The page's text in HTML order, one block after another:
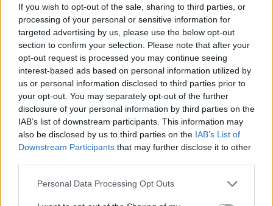
If you wish to opt-out of the sale, sharing to third parties, or
processing of your personal or sensitive information for
targeted advertising by us, please use the below opt-out
section to confirm your selection. Please note that after your
opt-out request is processed you may continue seeing
interest-based ads based on personal information utilized by
us or personal information disclosed to third parties prior to
your opt-out. You may separately opt-out of the further
disclosure of your personal information by third parties on the
IAB’s list of downstream participants. This information may
also be disclosed by us to third parties on the IAB’s List of
Downstream Participants that may further disclose it to other
Personal Data Processing Opt Outs
άλλο υλικό,η Tracey Emin συγχώνευσε την τέχνη
με τη ζωή της, εκθέτοντας κάτι απόλυτα
προσωπικό και οικείο. Αυτή η εξομολογητική,
ειλικρινής τέχνη δημιούργησε μια σχέση με το
κοινό, που μπορούσε να ταυτιστεί με τα παγκόσμια
θέματα της απώλειας και της αποξένωσης. Η
προσωπική αλήθεια, όπως σημείωσε η συγγραφέας
Jeanette Winterson, “υπερβαίνει την κουλτούρα του
εγώ και μετατρέπεται σε συλλογική κάθαρση“.